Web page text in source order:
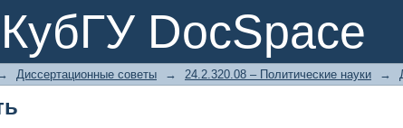
КубГУ DocSpace
Диссертационные советы → 24.2.320.08 – Политические науки →